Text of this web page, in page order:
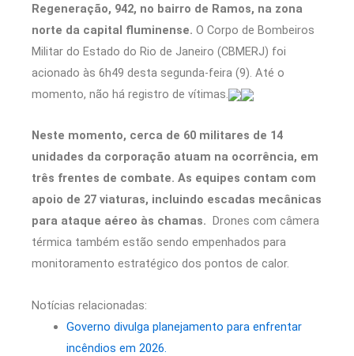
Regeneração, 942, no bairro de Ramos, na zona
norte da capital fluminense. O Corpo de Bombeiros
Militar do Estado do Rio de Janeiro (CBMERJ) foi
acionado às 6h49 desta segunda-feira (9). Até o
momento, não há registro de vítimas.
Neste momento, cerca de 60 militares de 14
unidades da corporação atuam na ocorrência, em
três frentes de combate. As equipes contam com
apoio de 27 viaturas, incluindo escadas mecânicas
para ataque aéreo às chamas. Drones com câmera
térmica também estão sendo empenhados para
monitoramento estratégico dos pontos de calor.
Notícias relacionadas:
Governo divulga planejamento para enfrentar
incêndios em 2026.